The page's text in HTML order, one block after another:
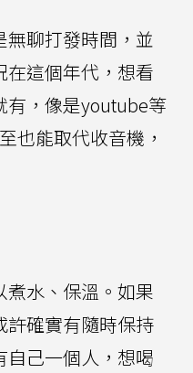
聊打發時間，並
這個年代，想看
有，像是youtube等
也能取代收音機，
煮水、保溫。如果
許確實有隨時保持
自己一個人，想喝